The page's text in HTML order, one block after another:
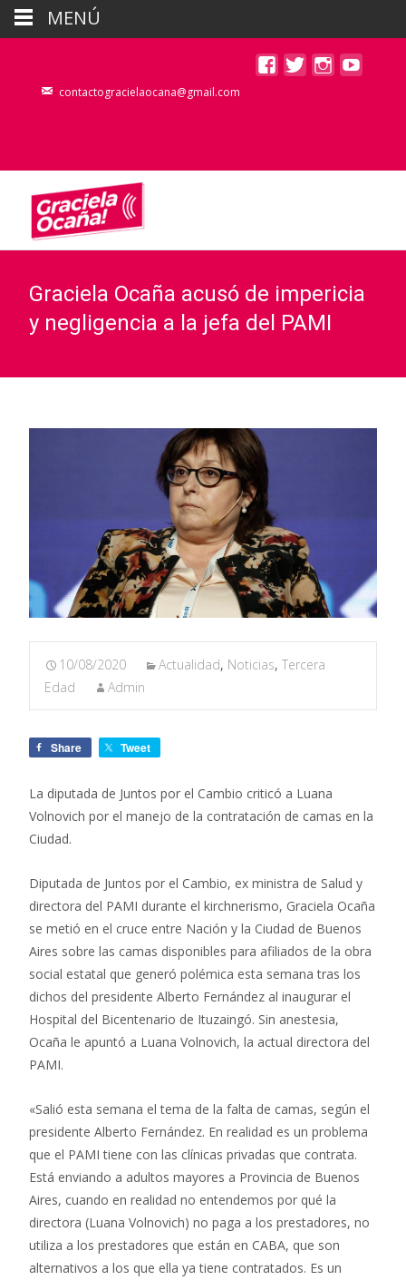
contactogracielaocana@gmail.com
Graciela Ocaña acusó de impericia
y negligencia a la jefa del PAMI
10/08/2020 Actualidad, Noticias, Tercera
Edad
Admin
Share Tweet
La diputada de Juntos por el Cambio criticó a Luana
Volnovich por el manejo de la contratación de camas en la
Ciudad.
Diputada de Juntos por el Cambio, ex ministra de Salud y
directora del PAMI durante el kirchnerismo, Graciela Ocaña
se metió en el cruce entre Nación y la Ciudad de Buenos
Aires sobre las camas disponibles para afiliados de la obra
social estatal que generó polémica esta semana tras los
dichos del presidente Alberto Fernández al inaugurar el
Hospital del Bicentenario de Ituzaingó. Sin anestesia,
Ocaña le apuntó a Luana Volnovich, la actual directora del
PAMI.
«Salió esta semana el tema de la falta de camas, según el
presidente Alberto Fernández. En realidad es un problema
que el PAMI tiene con las clínicas privadas que contrata.
Está enviando a adultos mayores a Provincia de Buenos
Aires, cuando en realidad no entendemos por qué la
directora (Luana Volnovich) no paga a los prestadores, no
utiliza a los prestadores que están en CABA, que son
alternativos a los que ella ya tiene contratados. Es un
MENÚ